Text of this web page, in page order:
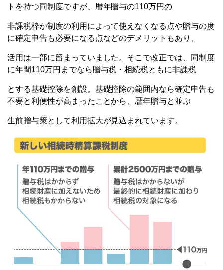
トを持つ同制度ですが、暦年贈与の110万円の
非課税枠が制度の利用によって使えなくなる点や贈与の度
に確定申告も必要になる点などのデメリットもあり、
活用は一部に留まっていました。そこで改正では、同制度
に年間110万円までなら贈与税・相続税ともに非課税
とする基礎控除を創設。基礎控除の範囲内なら確定申告も
不要と利便性が高まったことから、暦年贈与と並ぶ
生前贈与策として利用拡大が見込まれています。